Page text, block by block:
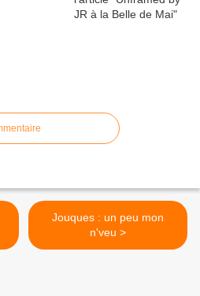
Jouques : un peu mon
n'veu >